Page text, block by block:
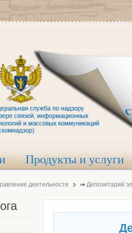
Продукты и услуги
деятельности ⇒ Депозитарий